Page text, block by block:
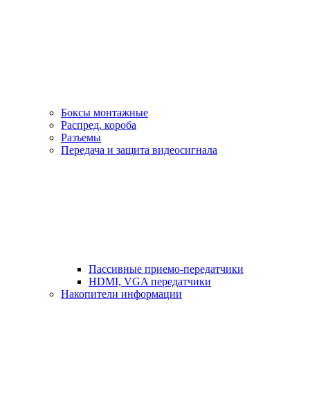
Боксы монтажные
Распред. короба
Разъемы
Передача и защита видеосигнала
Пассивные приемо-передатчики
HDMI, VGA передатчики
Накопители информации